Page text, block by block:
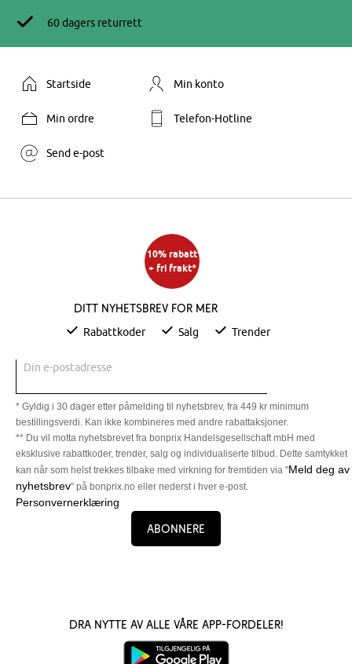
60 dagers returrett
Startside Min konto
Min ordre Telefon-Hotline
Send e-post
10% rabatt
+ fri frakt*
Ditt nyhetsbrev for mer
Rabattkoder Salg Trender
Din e-postadresse
* Gyldig i 30 dager etter påmelding til nyhetsbrev, fra 449 kr minimum
bestillingsverdi. Kan ikke kombineres med andre rabattaksjoner.
** Du vil motta nyhetsbrevet fra bonprix Handelsgesellschaft mbH med
eksklusive rabattkoder, trender, salg og individualiserte tilbud. Dette samtykket
kan når som helst trekkes tilbake med virkning for fremtiden via "Meld deg av
nyhetsbrev" på bonprix.no eller nederst i hver e-post.
Personvernerklæring
Abonnere
Dra nytte av alle våre app-fordeler!